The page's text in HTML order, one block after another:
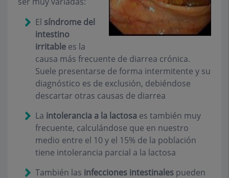
El síndrome del
intestino
irritable es la
causa más frecuen­te de diarrea crónica.
Suele presentarse de forma intermitente y su
diagnóstico es de exclusión, debiéndose
descartar otras causas de diarrea
La intolerancia a la lactosa es también muy
frecuente, calculándose que en nuestro
medio entre el 10 y el 15% de la población
tiene intolerancia parcial a la lactosa
También las infecciones intestinales pueden